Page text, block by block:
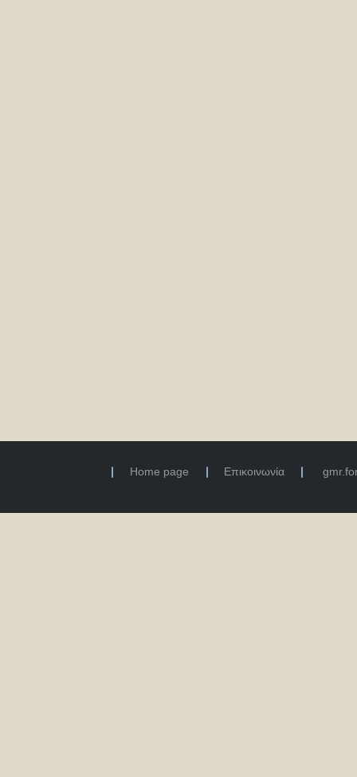
Home page Επικοινωνία